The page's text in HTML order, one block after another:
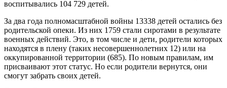
воспитывались 104 729 детей.
За два года полномасштабной войны 13338 детей остались без
родительской опеки. Из них 1759 стали сиротами в результате
военных действий. Это, в том числе и дети, родители которых
находятся в плену (таких несовершеннолетних 12) или на
оккупированной территории (685). По новым правилам, им
присваивают этот статус. Но если родители вернутся, они
смогут забрать своих детей.